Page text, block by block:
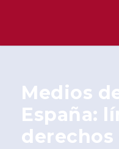
Medios
España:
derechos